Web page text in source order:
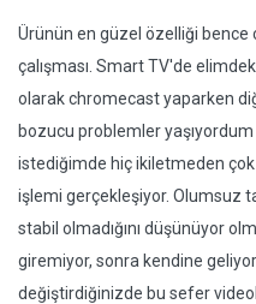
Ürünün en güzel özelliği
çalışması. Smart TV'de
olarak chromecast yaparken
bozucu problemler
istediğimde hiç ikiletmeden
işlemi gerçekleşiyor. Olumsuz
stabil olmadığını düşünüyor
giremiyor, sonra kendine
değiştirdiğinizde bu sefer